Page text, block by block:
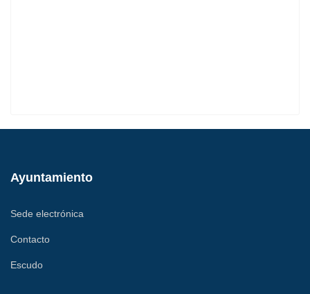
Ayuntamiento
Sede electrónica
Contacto
Escudo